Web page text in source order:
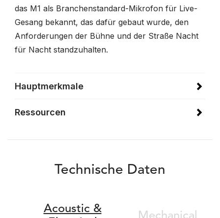
das M1 als Branchenstandard-Mikrofon für Live-
Gesang bekannt, das dafür gebaut wurde, den
Anforderungen der Bühne und der Straße Nacht
für Nacht standzuhalten.
Hauptmerkmale
Ressourcen
Technische Daten
Acoustic &